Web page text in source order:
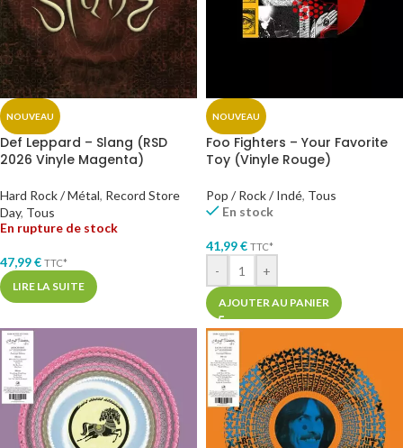
NOUVEAU
Def Leppard – Slang (RSD
2026 Vinyle Magenta)
Hard Rock / Métal, Record Store
Day, Tous
En rupture de stock
47,99€ TTC*
LIRE LA SUITE
NOUVEAU
Foo Fighters – Your Favorite
Toy (Vinyle Rouge)
Pop / Rock / Indé, Tous
En stock
41,99€ TTC*
- +
AJOUTER AU PANIER